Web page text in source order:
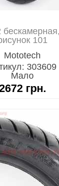
101
Mototech
303609
Мало
грн.